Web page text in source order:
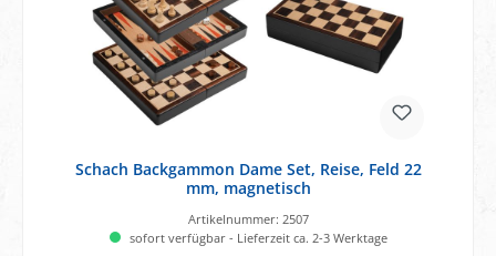
Schach Backgammon Dame Set, Reise, Feld 22
mm, magnetisch
Artikelnummer: 2507
sofort verfügbar - Lieferzeit ca. 2-3 Werktage